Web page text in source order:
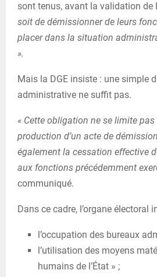
sont tenus, avant la validation de
soit de démissionner de leurs
placer dans la situation
».
Mais la DGE insiste : une simple
administrative ne suffit pas.
« Cette obligation ne se limite
production d’un acte de
également la cessation effective
aux fonctions précédemment
communiqué.
Dans ce cadre, l’organe électoral
l’occupation des bureaux
l’utilisation des moyens
humains de l’État » ;